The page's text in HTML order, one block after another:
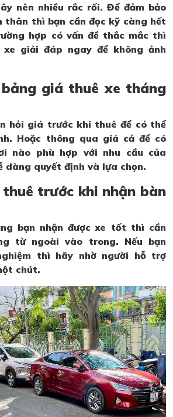
nên nhiều rắc rối. Để đảm bảo
thân thì bạn cần đọc kỹ càng hết
hợp có vấn đề thắc mắc thì
giải đáp ngay để không ảnh
giá thuê xe tháng
hỏi giá trước khi thuê để có thể
Hoặc thông qua giá cả để có
nào phù hợp với nhu cầu của
dàng quyết định và lựa chọn.
trước khi nhận bàn
bạn nhận được xe tốt thì cần
từ ngoài vào trong. Nếu bạn
thì hãy nhờ người hỗ trợ
chút.